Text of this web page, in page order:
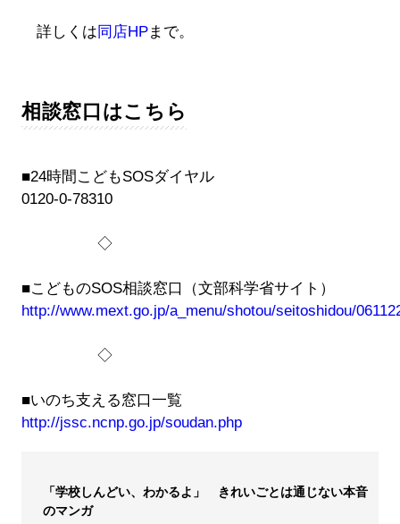
詳しくは 同店HPまで。
相談窓口はこちら
■24時間こどもSOSダイヤル
0120-0-78310
◇
■こどものSOS相談窓口（文部科学省サイト）
http://www.mext.go.jp/a_menu/shotou/seitoshidou/
◇
■いのち支える窓口一覧
http://jssc.ncnp.go.jp/soudan.php
「学校しんどい、わかるよ」 きれいごとは通じない本音
のマンガ